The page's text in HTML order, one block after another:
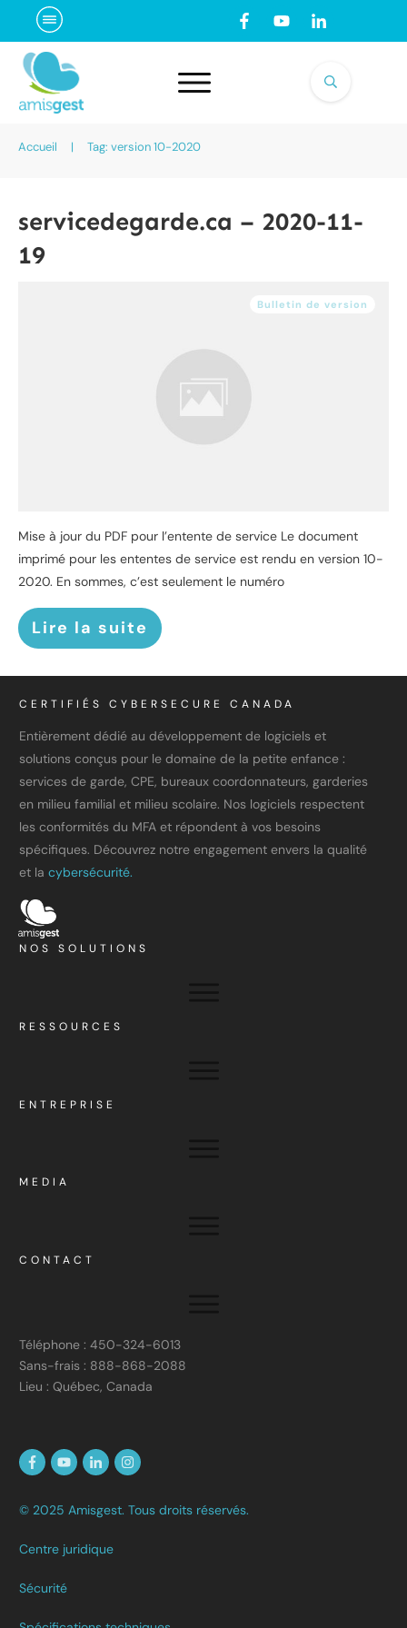
Accueil | Tag: version 10-2020
servicedegarde.ca – 2020-11-
19
Bulletin de version
Mise à jour du PDF pour l’entente de service Le document
imprimé pour les ententes de service est rendu en version 10-
2020. En sommes, c’est seulement le numéro
Lire la suite
CERTIFIÉS CYBERSECURE CANADA
Entièrement dédié au développement de logiciels et
solutions conçus pour le domaine de la petite enfance :
services de garde, CPE, bureaux coordonnateurs, garderies
en milieu familial et milieu scolaire. Nos logiciels respectent
les conformités du MFA et répondent à vos besoins
spécifiques. Découvrez notre engagement envers la qualité
et la cybersécurité.
NOS SOLUTIONS
RESSOURCES
ENTREPRISE
MEDIA
CONTACT
Téléphone : 450-324-6013
Sans-frais : 888-868-2088
Lieu : Québec, Canada
© 2025 Amisgest. Tous droits réservés.
Centre juridique
Sécurité